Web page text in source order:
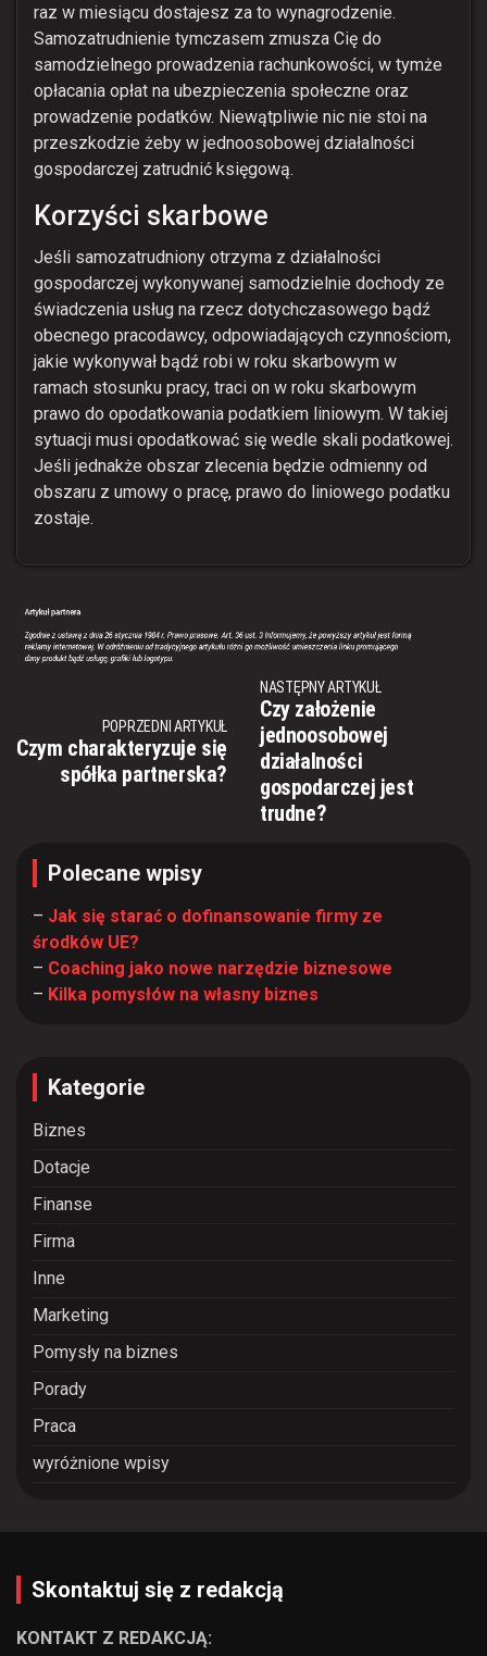
raz w miesiącu dostajesz za to wynagrodzenie.
Samozatrudnienie tymczasem zmusza Cię do
samodzielnego prowadzenia rachunkowości, w tymże
opłacania opłat na ubezpieczenia społeczne oraz
prowadzenie podatków. Niewątpliwie nic nie stoi na
przeszkodzie żeby w jednoosobowej działalności
gospodarczej zatrudnić księgową.
Korzyści skarbowe
Jeśli samozatrudniony otrzyma z działalności
gospodarczej wykonywanej samodzielnie dochody ze
świadczenia usług na rzecz dotychczasowego bądź
obecnego pracodawcy, odpowiadających czynnościom,
jakie wykonywał bądź robi w roku skarbowym w
ramach stosunku pracy, traci on w roku skarbowym
prawo do opodatkowania podatkiem liniowym. W takiej
sytuacji musi opodatkować się wedle skali podatkowej.
Jeśli jednakże obszar zlecenia będzie odmienny od
obszaru z umowy o pracę, prawo do liniowego podatku
zostaje.
POPRZEDNI ARTYKUŁ
Czym charakteryzuje się
spółka partnerska?
NASTĘPNY ARTYKUŁ
Czy założenie
jednoosobowej
działalności
gospodarczej jest
trudne?
Polecane wpisy
– Jak się starać o dofinansowanie firmy ze
środków UE?
– Coaching jako nowe narzędzie biznesowe
– Kilka pomysłów na własny biznes
Kategorie
Biznes
Dotacje
Finanse
Firma
Inne
Marketing
Pomysły na biznes
Porady
Praca
wyróżnione wpisy
Skontaktuj się z redakcją
KONTAKT Z REDAKCJĄ: